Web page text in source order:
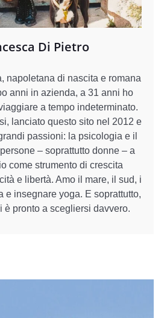
Di Pietro
napoletana di nascita e romana
anni in azienda, a 31 anni ho
a tempo indeterminato.
lanciato questo sito nel 2012 e
passioni: la psicologia e il
– soprattutto donne – a
come strumento di crescita
e libertà. Amo il mare, il sud, i
e insegnare yoga. E soprattutto,
è pronto a scegliersi davvero.